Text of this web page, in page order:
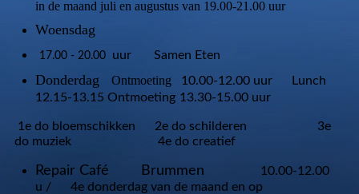
in de maand juli en augustus van 19.00-21.00 uur
Woensdag
17.00 - 20.00uur Samen Eten
Donderdag Ontmoeting 10.00-12.00 uur Lunch
12.15-13.15 Ontmoeting 13.30-15.00 uur
1e do bloemschikken 2e do schilderen 3e
do muziek 4e do creatief
Repair Café Brummen
10.00-12.00
u / 4e donderdag van de maand en op